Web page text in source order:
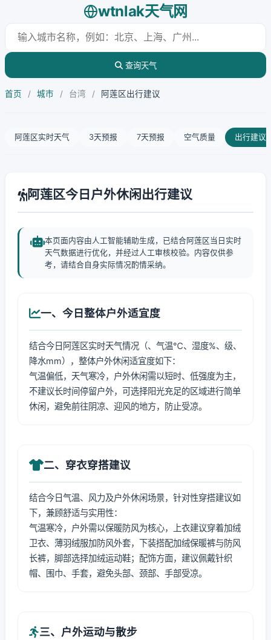
wtnlak天气网
查询天气
首页 / 城市 / 台湾 / 阿莲区出行建议
阿莲区实时天气 3天预报 7天预报 空气质量 出行建议
阿莲区今日户外休闲出行建议
本页面内容由人工智能辅助生成，已结合阿莲区当日实时
天气数据进行优化，并经过人工审核校验。内容仅供参
考，请结合自身实际情况酌情采纳。
一、今日整体户外适宜度
结合今日阿莲区实时天气情况（、气温℃、湿度%、级、
降水mm），整体户外休闲适宜度如下：
气温偏低，天气寒冷，户外休闲需以短时、低强度为主，
不建议长时间停留户外，可选择阳光充足的区域进行简单
休闲，避免前往阴凉、迎风的地方，防止受凉。
二、穿衣穿搭建议
结合今日气温、风力及户外休闲场景，针对性穿搭建议如
下，兼顾舒适与实用性：
气温寒冷，户外需以保暖防风为核心，上衣建议穿着加绒
卫衣、薄羽绒服加防风外套，下装搭配加绒保暖裤与防风
长裤，脚部选择加绒运动鞋；配饰方面，建议佩戴针织
帽、围巾、手套，避免头部、颈部、手部受凉。
三、户外运动与散步